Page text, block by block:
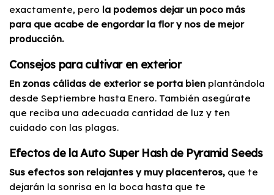
exactamente, pero la podemos dejar un poco más
para que acabe de engordar la flor y nos de mejor
producción.
Consejos para cultivar en exterior
En zonas cálidas de exterior se porta bien plantándola
desde Septiembre hasta Enero. También asegúrate
que reciba una adecuada cantidad de luz y ten
cuidado con las plagas.
Efectos de la Auto Super Hash de Pyramid Seeds
Sus efectos son relajantes y muy placenteros, que te
dejarán la sonrisa en la boca hasta que te